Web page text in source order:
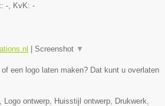
- , KvK: -
| Screenshot ▼
een logo laten maken? Dat kunt u overlaten
ontwerp, Huisstijl ontwerp, Drukwerk,